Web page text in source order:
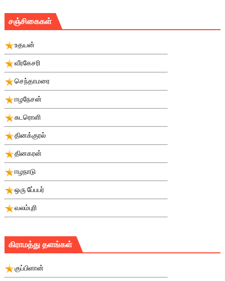
சஞ்சிகைகள்
உதயன்
வீரகேசரி
செந்தாமரை
ஈழநேசன்
சுடரொளி
தினக்குரல்
தினகரன்
ஈழநாடு
ஒரு பே்பபர்
வலம்புரி
கிராமத்து தளங்கள்
குப்பிளான்